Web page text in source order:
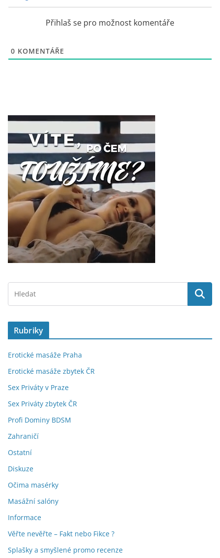
Přihlaš se pro možnost komentáře
0 KOMENTÁŘE
Rubriky
Erotické masáže Praha
Erotické masáže zbytek ČR
Sex Priváty v Praze
Sex Priváty zbytek ČR
Profi Dominy BDSM
Zahraničí
Ostatní
Diskuze
Očima masérky
Masážní salóny
Informace
Věřte nevěřte – Fakt nebo Fikce ?
Splašky a smyšlené promo recenze